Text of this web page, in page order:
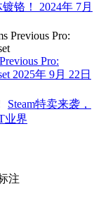
铬！ 2024年 7月
Pro:
2025年 9月 22日
Steam特卖来袭，
业界
注